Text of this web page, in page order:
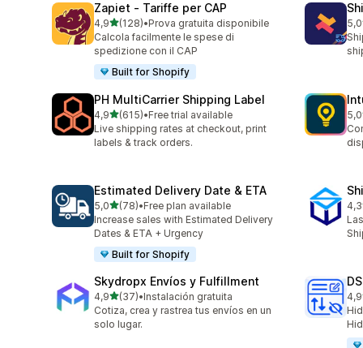
Zapiet ‑ Tariffe per CAP
4,9stelle su 5
(128)
128 recensioni totali
•Prova gratuita disponibile
Calcola facilmente le spese di
spedizione con il CAP
Built for Shopify
5,0
PH MultiCarrier Shipping Label
4,9stelle su 5
(615)
615 recensioni totali
•Free trial available
Live shipping rates at checkout, print
labels & track orders.
5,0
Estimated Delivery Date & ETA
5,0stelle su 5
(78)
78 recensioni totali
•Free plan available
Increase sales with Estimated Delivery
Dates & ETA + Urgency
Built for Shopify
4,3
Skydropx Envíos y Fulfillment
4,9stelle su 5
(37)
37 recensioni totali
•Instalación gratuita
Cotiza, crea y rastrea tus envíos en un
solo lugar.
4,9
24